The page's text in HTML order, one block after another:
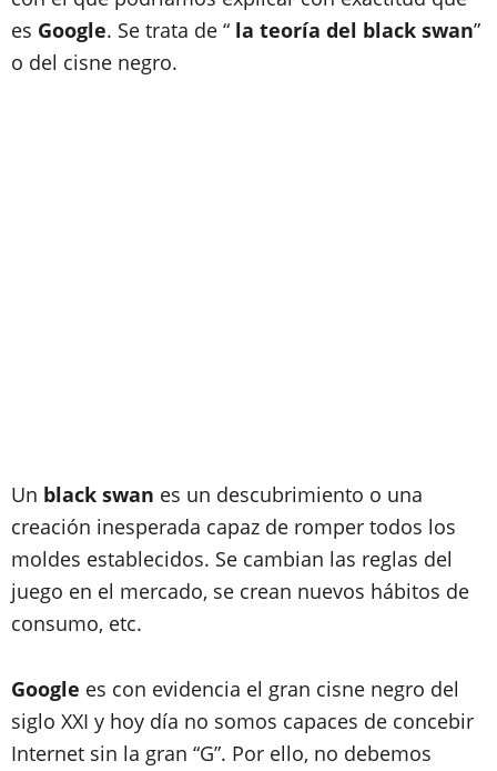
es Google. Se trata de “ la teoría del black swan”
o del cisne negro.
Un black swan es un descubrimiento o una
creación inesperada capaz de romper todos los
moldes establecidos. Se cambian las reglas del
juego en el mercado, se crean nuevos hábitos de
consumo, etc.
Google es con evidencia el gran cisne negro del
siglo XXI y hoy día no somos capaces de concebir
Internet sin la gran “G”. Por ello, no debemos